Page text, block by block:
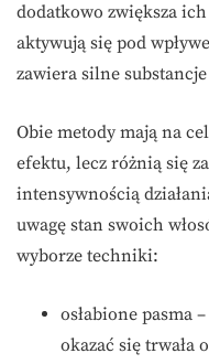
dodatkowo zwiększa
aktywują się pod
zawiera silne
Obie metody mają na
efektu, lecz różnią się
intensywnością
uwagę stan swoich
wyborze techniki:
osłabione pasma
okazać się trwała